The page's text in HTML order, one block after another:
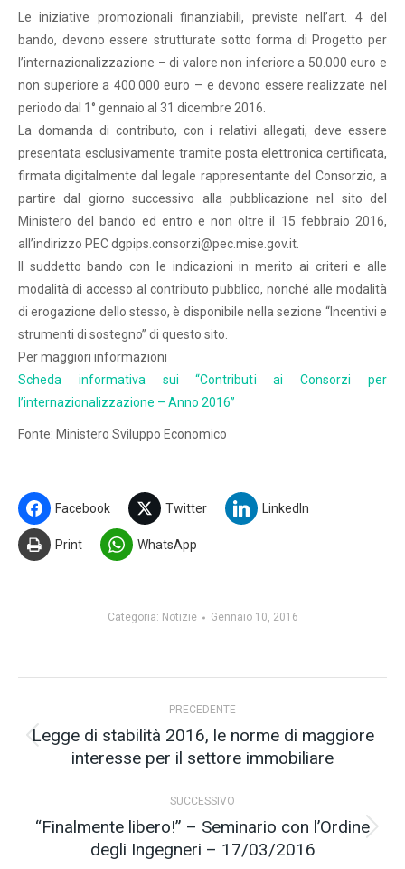
Le iniziative promozionali finanziabili, previste nell’art. 4 del
bando, devono essere strutturate sotto forma di Progetto per
l’internazionalizzazione – di valore non inferiore a 50.000 euro e
non superiore a 400.000 euro – e devono essere realizzate nel
periodo dal 1° gennaio al 31 dicembre 2016.
La domanda di contributo, con i relativi allegati, deve essere
presentata esclusivamente tramite posta elettronica certificata,
firmata digitalmente dal legale rappresentante del Consorzio, a
partire dal giorno successivo alla pubblicazione nel sito del
Ministero del bando ed entro e non oltre il 15 febbraio 2016,
all’indirizzo PEC dgpips.consorzi@pec.mise.gov.it.
Il suddetto bando con le indicazioni in merito ai criteri e alle
modalità di accesso al contributo pubblico, nonché alle modalità
di erogazione dello stesso, è disponibile nella sezione “Incentivi e
strumenti di sostegno” di questo sito.
Per maggiori informazioni
Scheda informativa sui “Contributi ai Consorzi per
l’internazionalizzazione – Anno 2016”
Fonte: Ministero Sviluppo Economico
Facebook Twitter LinkedIn
Print WhatsApp
Categoria: Notizie Gennaio 10, 2016
tra
post
PRECEDENTE
Post
precedente:
Legge di stabilità 2016, le norme di maggiore
interesse per il settore immobiliare
SUCCESSIVO
Prossimo
post:
“Finalmente libero!” – Seminario con l’Ordine
degli Ingegneri – 17/03/2016